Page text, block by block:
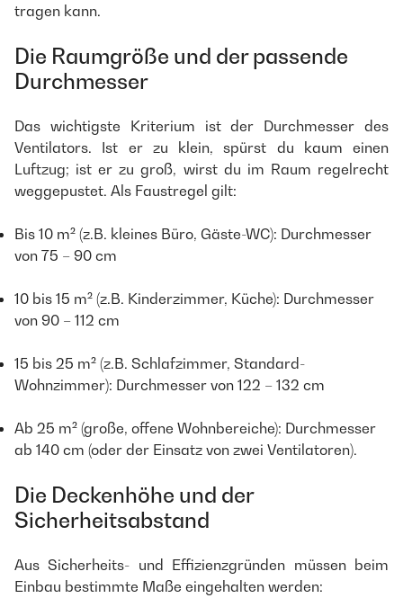
tragen kann.
Die Raumgröße und der passende
Durchmesser
Das wichtigste Kriterium ist der Durchmesser des
Ventilators. Ist er zu klein, spürst du kaum einen
Luftzug; ist er zu groß, wirst du im Raum regelrecht
weggepustet. Als Faustregel gilt:
Bis 10 m² (z.B. kleines Büro, Gäste-WC): Durchmesser
von 75 – 90 cm
10 bis 15 m² (z.B. Kinderzimmer, Küche): Durchmesser
von 90 – 112 cm
15 bis 25 m² (z.B. Schlafzimmer, Standard-
Wohnzimmer): Durchmesser von 122 – 132 cm
Ab 25 m² (große, offene Wohnbereiche): Durchmesser
ab 140 cm (oder der Einsatz von zwei Ventilatoren).
Die Deckenhöhe und der
Sicherheitsabstand
Aus Sicherheits- und Effizienzgründen müssen beim
Einbau bestimmte Maße eingehalten werden: